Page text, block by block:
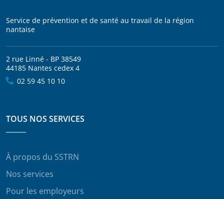
Service de prévention et de santé au travail de la région
nantaise
2 rue Linné - BP 38549
44185 Nantes cedex 4
02 59 45 10 10
TOUS NOS SERVICES
À propos du SSTRN
Nos services
Pour les employeurs